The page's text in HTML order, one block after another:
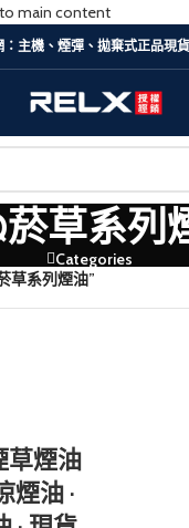
main content
主機、煙彈、拋棄式正品現貨
菸草系列
Categories
草系列煙油”
草煙油
煙油 ·